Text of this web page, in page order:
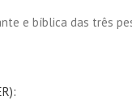
e bíblica das três